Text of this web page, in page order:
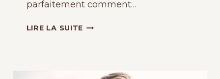
parfaitement comment…
LIRE LA SUITE MARIAGE